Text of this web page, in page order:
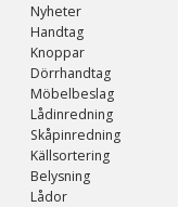
Nyheter
Handtag
Knoppar
Dörrhandtag
Möbelbeslag
Lådinredning
Skåpinredning
Källsortering
Belysning
Lådor